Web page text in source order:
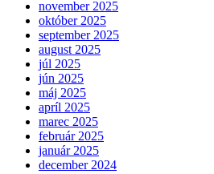
november 2025
október 2025
september 2025
august 2025
júl 2025
jún 2025
máj 2025
apríl 2025
marec 2025
február 2025
január 2025
december 2024